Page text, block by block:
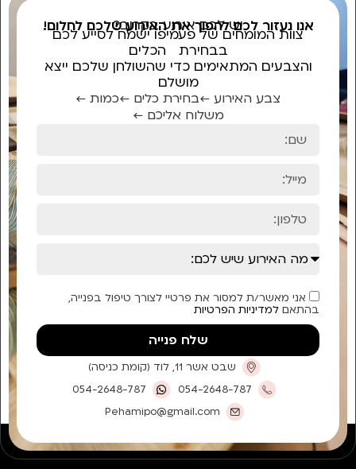
יש לכם אירוע בקרוב?
אנו נעזור לכם להפוך את האירוע שלכם לחלום!
צוות המומחים של פעמיפו ישמח לסייע לכם
בבחירת הכלים
והצבעים המתאימים כדי שהשולחן שלכם ייצא
מושלם
צבע האירוע ←בחירת כלים ←כמות ←
משלוח אליכם ←
אני מאשר/ת למסור את פרטיי לצורך טיפול בפנייה,
בהתאם למדיניות הפרטיות
שלח פנייה
שבט אשר 11, לוד (קומת כניסה)
054-2648-787
054-2648-787
Pehamipo@gmail.com